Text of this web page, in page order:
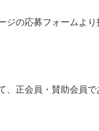
ジの応募フォームより
、正会員・賛助会員で